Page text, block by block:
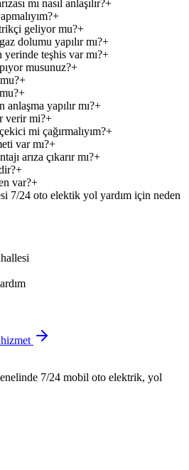
mı nasıl anlaşılır?+
+
geliyor mu?+
dolumu yapılır mı?+
teşhis var mı?+
musunuz?+
+
+
yapılır mı?+
verir mi?+
mi çağırmalıyım?+
var mı?+
arıza çıkarır mı?+
+
var?+
7/24 oto elektik yol yardım için neden
7/24 mobil oto elektrik, yol